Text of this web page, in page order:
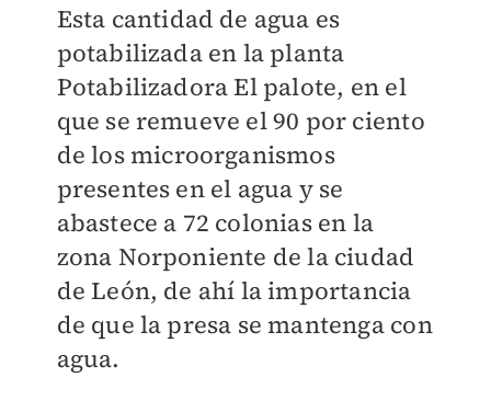
Esta cantidad de agua es
potabilizada en la planta
Potabilizadora El palote, en el
que se remueve el 90 por ciento
de los microorganismos
presentes en el agua y se
abastece a 72 colonias en la
zona Norponiente de la ciudad
de León, de ahí la importancia
de que la presa se mantenga con
agua.